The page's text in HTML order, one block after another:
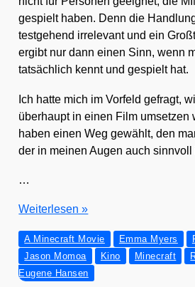
gespielt haben. Denn die
test­ge­hend irrele­vant und ein
ergibt nur dann einen Sinn, wenn
tat­säch­lich kennt und gespielt hat.
Ich hat­te mich im Vor­feld gefragt,
über­haupt in einen Film umset­zen
haben einen Weg gewählt, den
der in mei­nen Augen auch sinn­voll
…
Just
more
joke:
A MINECRAFT
Wei­ter­le­sen »
A Minecraft Movie Emma Myers
Jason Momoa
Kino Minecraft
Eugene Hansen